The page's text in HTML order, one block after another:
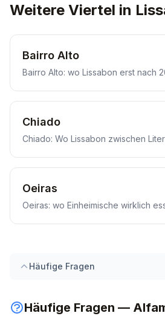
Weitere Viertel in
Bairro Alto
Bairro Alto: wo Lissabon erst nach
Chiado
Chiado: Wo Lissabon zwischen
Oeiras
Oeiras: wo Einheimische wirklich
Häufige Fragen
Häufige Fragen —